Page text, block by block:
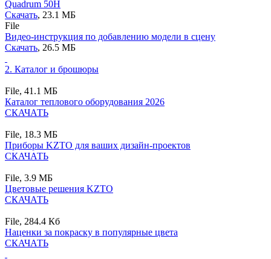
Quadrum 50H
Скачать, 23.1 MБ
File
Видео-инструкция по добавлению модели в сцену
Скачать, 26.5 MБ
2. Каталог и брошюры
File, 41.1 MБ
Каталог теплового оборудования 2026
СКАЧАТЬ
File, 18.3 MБ
Приборы KZTO для ваших дизайн-проектов
СКАЧАТЬ
File, 3.9 MБ
Цветовые решения KZTO
СКАЧАТЬ
File, 284.4 Кб
Наценки за покраску в популярные цвета
СКАЧАТЬ